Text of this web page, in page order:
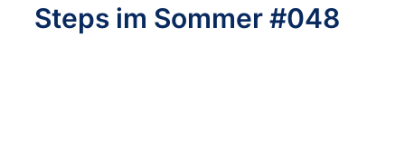
Steps im Sommer #048